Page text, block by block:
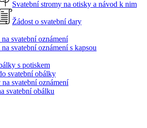
Svatební stromy na otisky a návod k nim
Žádost o svatební dary
svatební oznámení
svatební oznámení s kapsou
s potiskem
svatební obálky
na svatební oznámení
svatební obálku